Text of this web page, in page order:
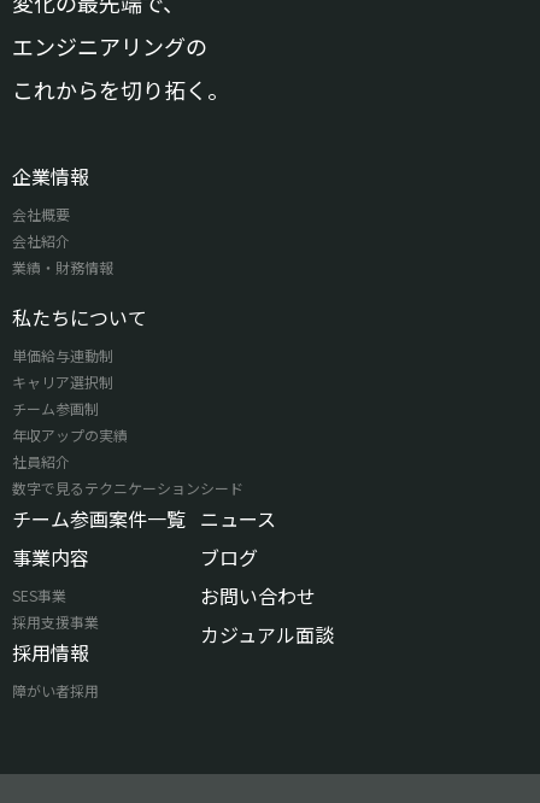
エンジニアリングの
これからを切り拓く。
企業情報
会社概要
会社紹介
業績・財務情報
私たちについて
単価給与連動制
キャリア選択制
チーム参画制
年収アップの実績
社員紹介
数字で見るテクニケーションシード
チーム参画案件一覧
事業内容
SES事業
採用支援事業
採用情報
障がい者採用
ニュース
ブログ
お問い合わせ
カジュアル面談